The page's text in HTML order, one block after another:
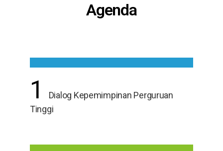
Agenda
1
Dialog Kepemimpinan Perguruan
Tinggi